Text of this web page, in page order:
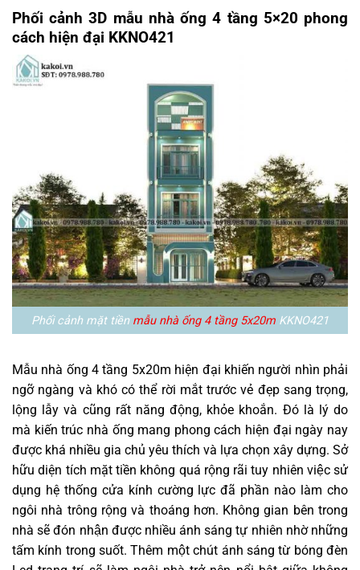
Phối cảnh 3D mẫu nhà ống 4 tầng 5×20 phong
cách hiện đại KKNO421
Phối cảnh mặt tiền mẫu nhà ống 4 tầng 5x20m KKNO421
Mẫu nhà ống 4 tầng 5x20m hiện đại khiến người nhìn phải
ngỡ ngàng và khó có thể rời mắt trước vẻ đẹp sang trọng,
lộng lẫy và cũng rất năng động, khỏe khoắn. Đó là lý do
mà kiến trúc nhà ống mang phong cách hiện đại ngày nay
được khá nhiều gia chủ yêu thích và lựa chọn xây dựng. Sở
hữu diện tích mặt tiền không quá rộng rãi tuy nhiên việc sử
dụng hệ thống cửa kính cường lực đã phần nào làm cho
ngôi nhà trông rộng và thoáng hơn. Không gian bên trong
nhà sẽ đón nhận được nhiều ánh sáng tự nhiên nhờ những
tấm kính trong suốt. Thêm một chút ánh sáng từ bóng đèn